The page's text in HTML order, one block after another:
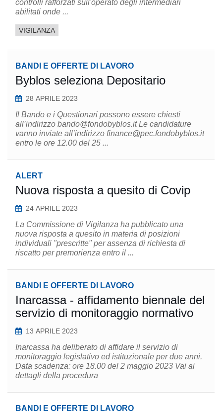
controlli rafforzati sull'operato degli intermediari
abilitati onde ...
VIGILANZA
BANDI E OFFERTE DI LAVORO
Byblos seleziona Depositario
28 APRILE 2023
Il Bando e i Questionari possono essere chiesti
all’indirizzo bando@fondobyblos.it Le candidature
vanno inviate all’indirizzo finance@pec.fondobyblos.it
entro le ore 12.00 del 25 ...
ALERT
Nuova risposta a quesito di Covip
24 APRILE 2023
La Commissione di Vigilanza ha pubblicato una
nuova risposta a quesito in materia di posizioni
individuali "prescritte" per assenza di richiesta di
riscatto per premorienza entro il ...
BANDI E OFFERTE DI LAVORO
Inarcassa - affidamento biennale del
servizio di monitoraggio normativo
13 APRILE 2023
Inarcassa ha deliberato di affidare il servizio di
monitoraggio legislativo ed istituzionale per due anni.
Data scadenza: ore 18.00 del 2 maggio 2023 Vai ai
dettagli della procedura
BANDI E OFFERTE DI LAVORO